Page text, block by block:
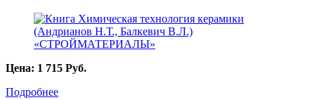
Цена: 1 715 Руб.
Подробнее